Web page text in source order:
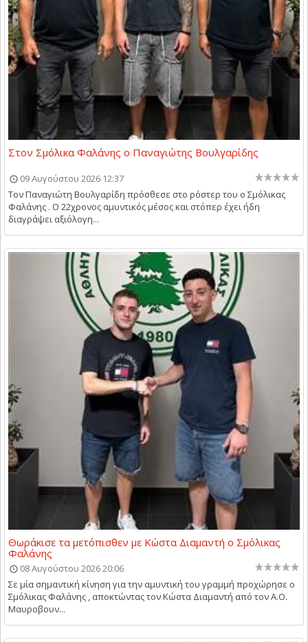
Στον Σμόλικα Φαλάνης ο Παναγιώτης Βουλγαρίδης
09 Αυγούστου 2026 12:37
Τον Παναγιώτη Βουλγαρίδη πρόσθεσε στο ρόστερ του ο Σμόλικας
Φαλάνης . Ο 22χρονος αμυντικός μέσος και στόπερ έχει ήδη
διαγράψει αξιόλογη...
Θωράκισε τα μετόπισθεν με Κώστα Διαμαντή ο Σμόλικας
Φαλάνης
08 Αυγούστου 2026 20:06
Σε μία σημαντική κίνηση για την αμυντική του γραμμή προχώρησε ο
Σμόλικας Φαλάνης , αποκτώντας τον Κώστα Διαμαντή από τον Α.Ο.
Μαυροβουν...